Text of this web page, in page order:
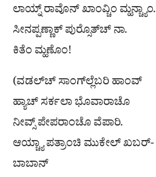
ಲಾಯ್ನ್ ರಾವೊನ್ ಖಾಂವ್ಚಿಂ ಮ್ಹನ್ಚ್ಯಾಂ.
ಸೀನಪ್ಪಣ್ಣಾಕ್ ಪುರ‍್ಸೊತ್‌ಚ್ ನಾ.
ಕಿತೆಂ ಮ್ಹಣೊಂ!
(ವಡಲ್‌ಚ್ ಸಾಂಗ್‌ಲ್ಲೆಬರಿ ಹಾಂವ್
ಹ್ಯಾಚ್ ಸರ್ಕಲಾ ಭೊವಾರಾಚೊ
ನೀವ್ಸ್ ಪೇಪರಾಂಚೊ ವೆಪಾರಿ.
ಆಯ್ಚ್ಯಾ ಪತ್ರಾಂಚಿ ಮುಕೇಲ್ ಖಬರ್-
ಬಾಬಾನ್